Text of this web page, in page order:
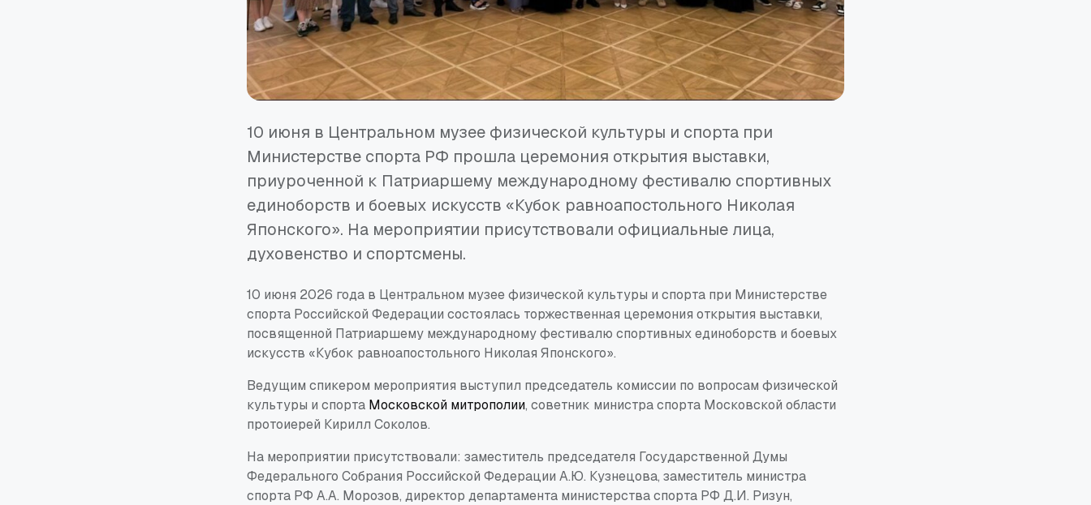
10 июня в Центральном музее физической культуры и спорта при
Министерстве спорта РФ прошла церемония открытия выставки,
приуроченной к Патриаршему международному фестивалю спортивных
единоборств и боевых искусств «Кубок равноапостольного Николая
Японского». На мероприятии присутствовали официальные лица,
духовенство и спортсмены.
10 июня 2026 года в Центральном музее физической культуры и спорта при Министерстве
спорта Российской Федерации состоялась торжественная церемония открытия выставки,
посвященной Патриаршему международному фестивалю спортивных единоборств и боевых
искусств «Кубок равноапостольного Николая Японского».
Ведущим спикером мероприятия выступил председатель комиссии по вопросам физической
культуры и спорта Московской митрополии, советник министра спорта Московской области
протоиерей Кирилл Соколов.
На мероприятии присутствовали: заместитель председателя Государственной Думы
Федерального Собрания Российской Федерации А.Ю. Кузнецова, заместитель министра
спорта РФ А.А. Морозов, директор департамента министерства спорта РФ Д.И. Ризун,